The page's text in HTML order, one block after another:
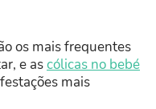
os mais frequentes
e ascólicas no bebé
mais